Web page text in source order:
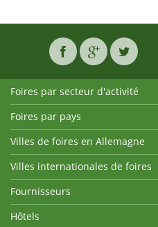
Foires par secteur d'activité
Foires par pays
Villes de foires en Allemagne
Villes internationales de foires
Fournisseurs
Hôtels